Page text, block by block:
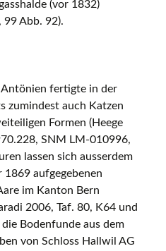
(vor 1832)
99 Abb. 92).
fertigte in der
zumindest auch Katzen
Formen (Heege
SNM LM-010996,
lassen sich ausserdem
1869 aufgegebenen
im Kanton Bern
2006, Taf. 80, K64 und
Bodenfunde aus dem
von Schloss Hallwil AG